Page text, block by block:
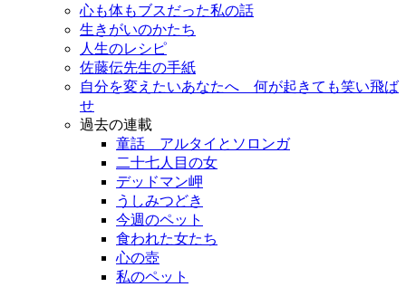
心も体もブスだった私の話
生きがいのかたち
人生のレシピ
佐藤伝先生の手紙
自分を変えたいあなたへ 何が起きても笑い飛ば
せ
過去の連載
童話 アルタイとソロンガ
二十七人目の女
デッドマン岬
うしみつどき
今週のペット
食われた女たち
心の壺
私のペット